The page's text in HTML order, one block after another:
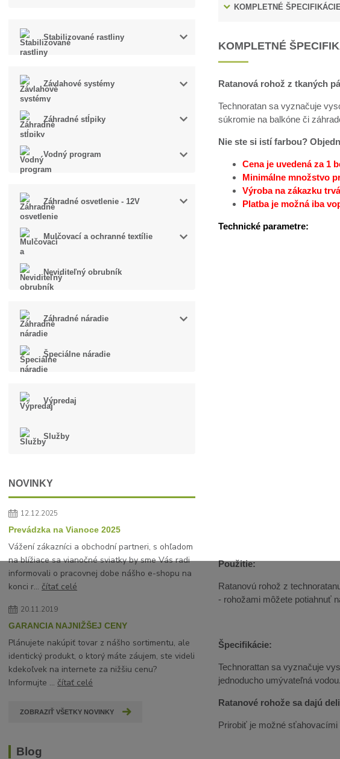
Stabilizované rastliny
Závlahové systémy
Záhradné stĺpiky
Vodný program
Záhradné osvetlenie - 12V
Mulčovací a ochranné textílie
Neviditeľný obrubník
Záhradné náradie
Špeciálne náradie
Výpredaj
Služby
NOVINKY
12.12.2025
Prevádzka na Vianoce 2025
Vážení zákazníci a obchodní partneri, s ohľadom
na blížiace sa vianočné sviatky by sme Vás radi
informovali o pracovnej dobe nášho e-shopu na
konci r...čítať celé
20.11.2019
GARANCIA NAJNIŽŠEJ CENY
Plánujete nakúpiť tovar z nášho sortimentu, ale
identický produkt, o ktorý máte záujem, ste videli
kdekoľvek na internete za nižšiu cenu?
Informujte ...čítať celé
ZOBRAZIŤ VŠETKY NOVINKY
Blog
KOMPLETNÉ ŠPECIFIKÁCIE
KOMPLETNÉ
Ratanová rohož z tkaných
Technoratan sa vyznačuje
súkromie na balkóne či
Nie ste si istí farbou?
Cena je uvedená za 1
Minimálne množstvo
Výroba na zákazku
Platba je možná iba
Technické parametre:
Použitie:
Ratanovú rohož z
- rohožami môžete potiahnuť
Špecifikácie:
Technorattan sa vyznačuje
jednoducho umývateľná vodou.
Ratanové rohože sa dajú
Prirobiť je možné